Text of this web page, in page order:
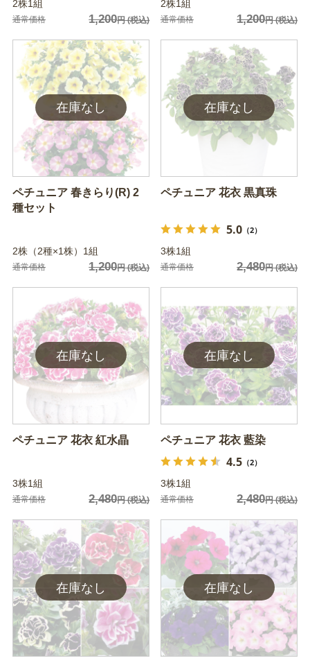
2株1組
通常価格 1,200円(税込)
2株1組
通常価格 1,200円(税込)
ペチュニア 春きらり(R) 2
種セット
2株（2種×1株）1組
通常価格 1,200円(税込)
ペチュニア 花衣 黒真珠
5.0（2）
3株1組
通常価格 2,480円(税込)
ペチュニア 花衣 紅水晶
3株1組
通常価格 2,480円(税込)
ペチュニア 花衣 藍染
4.5（2）
3株1組
通常価格 2,480円(税込)